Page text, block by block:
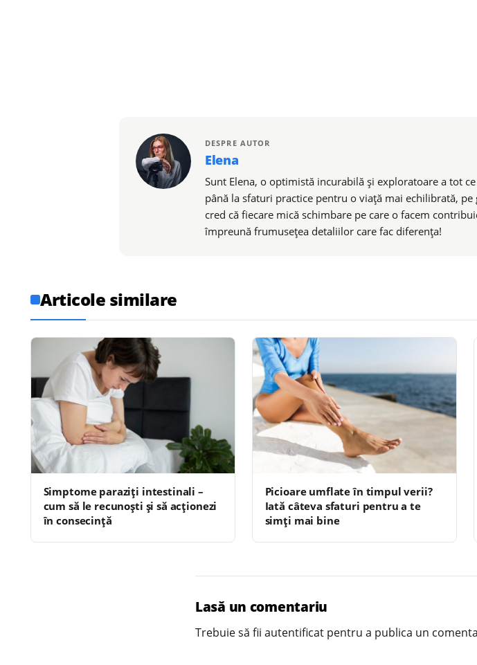
DESPRE AUTOR
Elena
Sunt Elena, o optimistă incurabilă și exploratoare a tot
până la sfaturi practice pentru o viață mai echilibrată,
cred că fiecare mică schimbare pe care o facem
împreună frumusețea detaliilor care fac diferența!
Articole similare
Simptome paraziți intestinali –
cum să le recunoști și să acționezi
în consecință
Picioare umflate în timpul verii?
Iată câteva sfaturi pentru a te
simți mai bine
Lasă un comentariu
Trebuie să fii autentificat pentru a publica un